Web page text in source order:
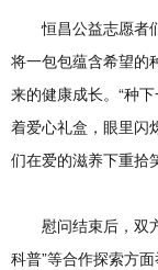
恒昌公益志愿者
将一包包蕴含希望的
来的健康成长。“种
着爱心礼盒，眼里闪
们在爱的滋养下重拾
慰问结束后，双
科普”等合作探索方